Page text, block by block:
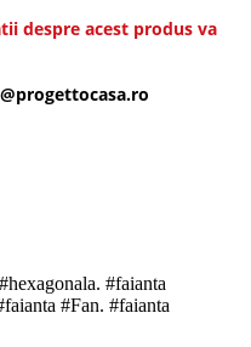
despre acest produs va
#faianta
#Fan. #faianta